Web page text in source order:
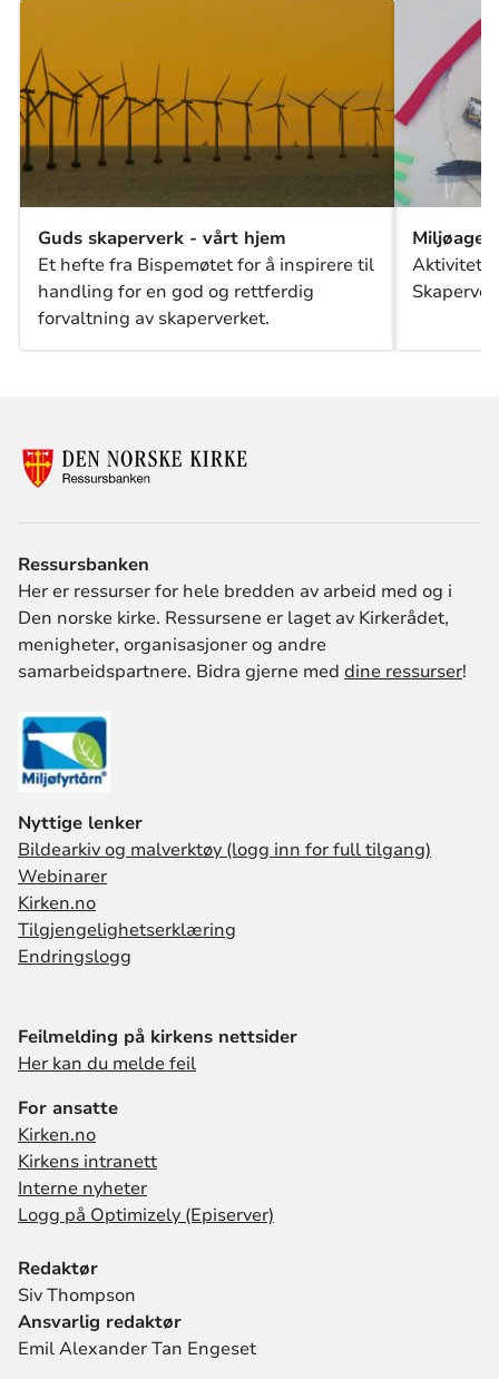
Guds skaperverk - vårt hjem
Et hefte fra Bispemøtet for å inspirere til
handling for en god og rettferdig
forvaltning av skaperverket.
Ressursbanken
Her er ressurser for hele bredden av arbeid med og i
Den norske kirke. Ressursene er laget av Kirkerådet,
menigheter, organisasjoner og andre
samarbeidspartnere. Bidra gjerne med dine ressurser!
Nyttige lenker
Bildearkiv og malverktøy (logg inn for full tilgang)
Webinarer
Kirken.no
Tilgjengelighetserklæring
Endringslogg
Feilmelding på kirkens nettsider
Her kan du melde feil
For ansatte
Kirken.no
Kirkens intranett
Interne nyheter
Logg på Optimizely (Episerver)
Redaktør
Siv Thompson
Ansvarlig redaktør
Emil Alexander Tan Engeset